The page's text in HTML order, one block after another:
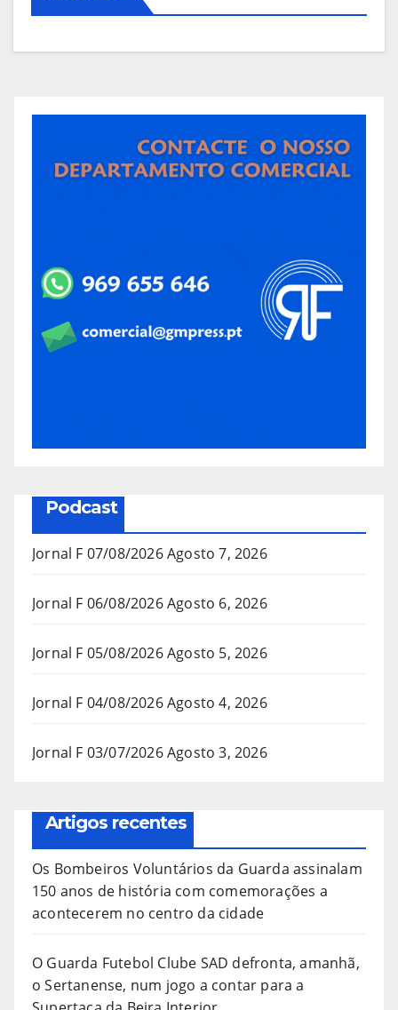
Podcast
Jornal F 07/08/2026Agosto 7, 2026
Jornal F 06/08/2026Agosto 6, 2026
Jornal F 05/08/2026Agosto 5, 2026
Jornal F 04/08/2026Agosto 4, 2026
Jornal F 03/07/2026Agosto 3, 2026
Artigos recentes
Os Bombeiros Voluntários da Guarda assinalam
150 anos de história com comemorações a
acontecerem no centro da cidade
O Guarda Futebol Clube SAD defronta, amanhã,
o Sertanense, num jogo a contar para a